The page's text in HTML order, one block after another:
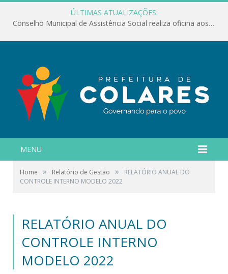
ÚLTIMAS ATUALIZAÇÕES:
Conselho Municipal de Assistência Social realiza oficina aos servidores
MENU
Home » Relatório de Gestão »
RELATÓRIO ANUAL DO
CONTROLE INTERNO MODELO 2022
RELATÓRIO ANUAL DO
CONTROLE INTERNO
MODELO 2022